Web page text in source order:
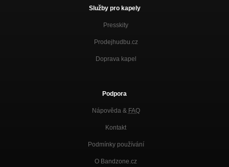
Služby pro kapely
Presskity
Prodejhudbu.cz
Doprava kapel
Podpora
Nápověda & FAQ
Kontakt
Podmínky používání
O Bandzone.cz